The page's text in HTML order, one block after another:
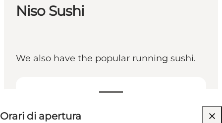
Niso Sushi
We also have the popular running sushi.
Visualizza orari di apertura
Orari di apertura
Visita il sito web